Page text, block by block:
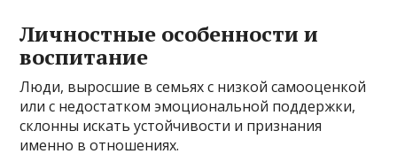
Личностные особенности и
воспитание
Люди, выросшие в семьях с низкой самооценкой
или с недостатком эмоциональной поддержки,
склонны искать устойчивости и признания
именно в отношениях.